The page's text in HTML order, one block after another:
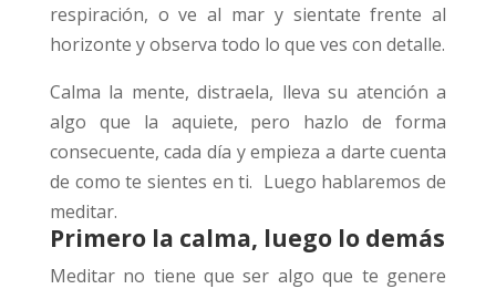
respiración, o ve al mar y sientate frente al
horizonte y observa todo lo que ves con detalle.
Calma la mente, distraela, lleva su atención a
algo que la aquiete, pero hazlo de forma
consecuente, cada día y empieza a darte cuenta
de como te sientes en ti. Luego hablaremos de
meditar.
Primero la calma, luego lo demás
Meditar no tiene que ser algo que te genere